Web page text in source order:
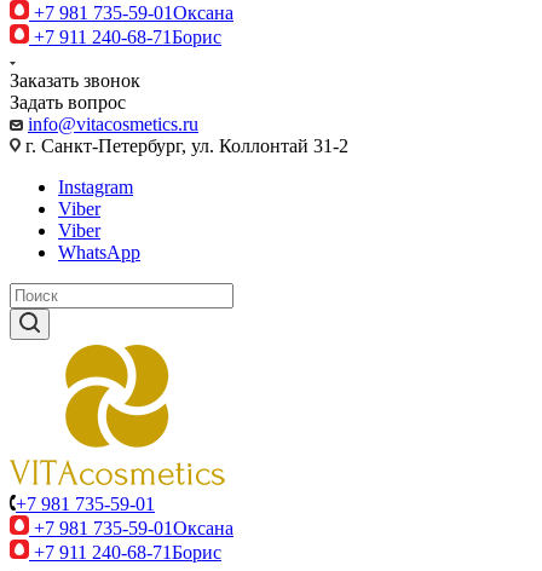
+7 981 735-59-01Оксана
+7 911 240-68-71Борис
Заказать звонок
Задать вопрос
info@vitacosmetics.ru
г. Санкт-Петербург, ул. Коллонтай 31-2
Instagram
Viber
Viber
WhatsApp
+7 981 735-59-01
+7 981 735-59-01Оксана
+7 911 240-68-71Борис